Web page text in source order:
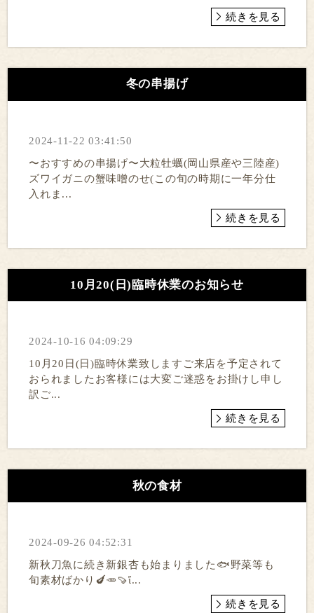
続きを見る
冬の串揚げ
2024-11-22 03:41:50
〜おすすめの串揚げ〜大粒牡蠣(岡山県産や三陸産)
ズワイガニの蟹味噌のせ(この旬の時期に一年分仕
入れま...
続きを見る
10月20(日)臨時休業のお知らせ
2024-10-16 04:09:29
10月20日(日)臨時休業致しますご来店を予定されて
おられましたお客様には大変ご迷惑をお掛けし申し
訳ご...
続きを見る
秋の食材
2024-09-26 04:52:31
新秋刀魚に続き新銀杏も始まりました🐟野菜等も
旬素材ばかり🍆🥕🍠ἴ...
続きを見る